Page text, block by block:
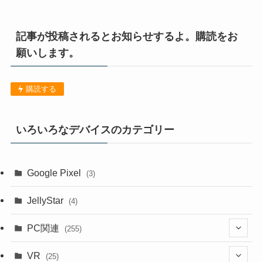
記事が投稿されるとお知らせするよ。購読をお
願いします。
購読する
いろいろなデバイスのカテゴリー
Google Pixel (3)
JellyStar (4)
PC関連 (255)
VR (25)